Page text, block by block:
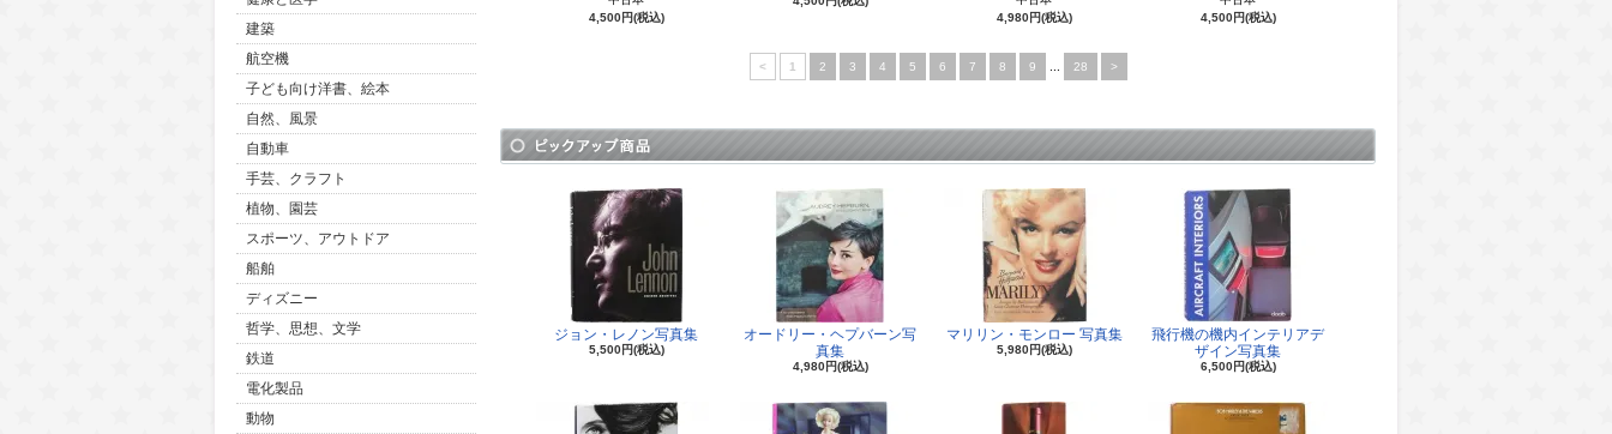
建築
航空機
子ども向け洋書、絵本
自然、風景
自動車
手芸、クラフト
植物、園芸
スポーツ、アウトドア
船舶
ディズニー
哲学、思想、文学
鉄道
電化製品
動物
4,500円(税込)
4,980円(税込)
4,500円(税込)
< 1 2 3 4 5 6 7 8 9 28 >
ジョン・レノン写真集
5,500円(税込)
オードリー・ヘプバーン写
真集
4,980円(税込)
マリリン・モンロー 写真集
5,980円(税込)
飛行機の機内インテリアデ
ザイン写真集
6,500円(税込)